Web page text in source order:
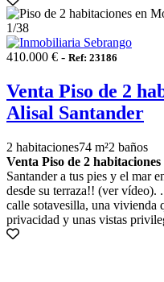
1/38
410.000 € - Ref: 23186
Venta Piso de 2
Alisal Santander
2 habitaciones74 m²2 baños
Venta Piso de 2
Santander a tus pies y el mar
desde su terraza!! (ver vídeo).
calle sotavesilla, una vivienda
privacidad y unas vistas